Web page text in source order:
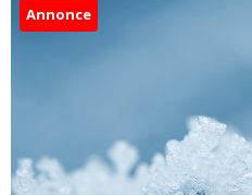
Annonce